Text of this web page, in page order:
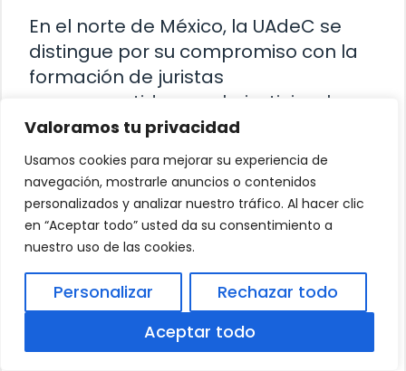
Valoramos tu privacidad
Usamos cookies para mejorar su experiencia de
navegación, mostrarle anuncios o contenidos
personalizados y analizar nuestro tráfico. Al hacer clic
en “Aceptar todo” usted da su consentimiento a
nuestro uso de las cookies.
Personalizar
Rechazar todo
Aceptar todo
En el norte de México, la UAdeC se
distingue por su compromiso con la
formación de juristas
comprometidos con la justicia y la
equidad.
La Facultad de Jurisprudencia de la
Universidad Autónoma de Coahuila
ofrece un programa académico
riguroso que prepara a los
estudiantes para enfrentar los retos
legales en un entorno globalizado.
¿Qué oportunidades ofrece